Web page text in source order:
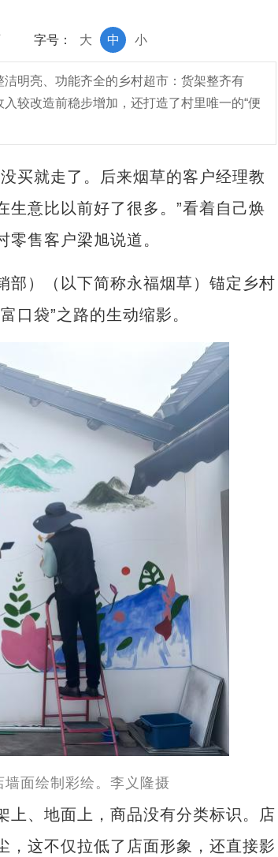
字号： 小
中
大
明亮、功能齐全的乡村超市：货架整齐有
较改造前稳步增加，还打造了村里唯一的“便
就走了。后来烟草的客户经理教
意比以前好了很多。”看着自己焕
售客户梁旭说道。
）（以下简称永福烟草）锚定乡村
口袋”之路的生动缩影。
面绘制彩绘。李义隆摄
、地面上，商品没有分类标识。店
，这不仅拉低了店面形象，还直接影